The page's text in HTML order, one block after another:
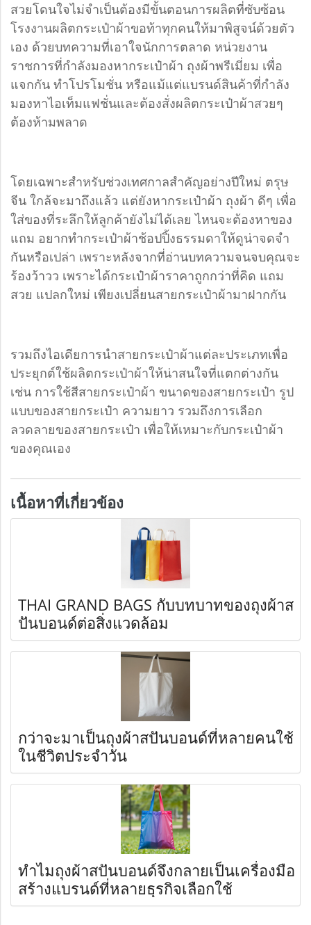
สวยโดนใจไม่จำเป็นต้องมีขั้นตอนการผลิตที่ซับซ้อน
โรงงานผลิตกระเป๋าผ้าขอท้าทุกคนให้มาพิสูจน์ด้วยตัว
เอง ด้วยบทความที่เอาใจนักการตลาด หน่วยงาน
ราชการที่กำลังมองหากระเป๋าผ้า ถุงผ้าพรีเมี่ยม เพื่อ
แจกกัน ทำโปรโมชั่น หรือแม้แต่แบรนด์สินค้าที่กำลัง
มองหาไอเท็มแฟชั่นและต้องสั่งผลิตกระเป๋าผ้าสวยๆ
ต้องห้ามพลาด
โดยเฉพาะสำหรับช่วงเทศกาลสำคัญอย่างปีใหม่ ตรุษ
จีน ใกล้จะมาถึงแล้ว แต่ยังหากระเป๋าผ้า ถุงผ้า ดีๆ เพื่อ
ใส่ของที่ระลึกให้ลูกค้ายังไม่ได้เลย ไหนจะต้องหาของ
แถม อยากทำกระเป๋าผ้าช้อปปิ้งธรรมดาให้ดูน่าจดจำ
กันหรือเปล่า เพราะหลังจากที่อ่านบทความจนจบคุณจะ
ร้องว้าวว เพราะได้กระเป๋าผ้าราคาถูกกว่าที่คิด แถม
สวย แปลกใหม่ เพียงเปลี่ยนสายกระเป๋าผ้ามาฝากกัน
รวมถึงไอเดียการนำสายกระเป๋าผ้าแต่ละประเภทเพื่อ
ประยุกต์ใช้ผลิตกระเป๋าผ้าให้น่าสนใจที่แตกต่างกัน
เช่น การใช้สีสายกระเป๋าผ้า ขนาดของสายกระเป๋า รูป
แบบของสายกระเป๋า ความยาว รวมถึงการเลือก
ลวดลายของสายกระเป๋า เพื่อให้เหมาะกับกระเป๋าผ้า
ของคุณเอง
เนื้อหาที่เกี่ยวข้อง
THAI GRAND BAGS กับบทบาทของถุงผ้าส
ปันบอนด์ต่อสิ่งแวดล้อม
กว่าจะมาเป็นถุงผ้าสปันบอนด์ที่หลายคนใช้
ในชีวิตประจำวัน
ทำไมถุงผ้าสปันบอนด์จึงกลายเป็นเครื่องมือ
สร้างแบรนด์ที่หลายธุรกิจเลือกใช้